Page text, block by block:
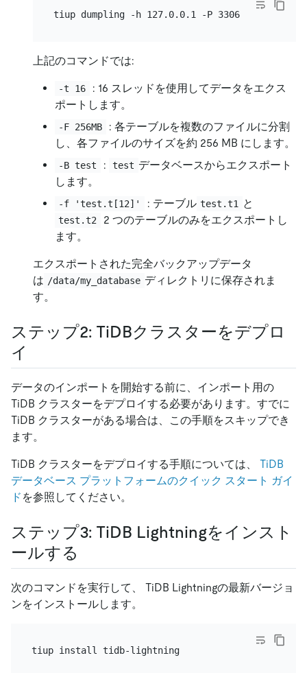
tiup dumpling -h 127.0.0.1 -P 3306 -u root -t
上記のコマンドでは:
-t 16
: 16 スレッドを使用してデータをエクス
ポートします。
-F 256MB
: 各テーブルを複数のファイルに分割
し、各ファイルのサイズを約 256 MB にします。
-B test : test データベースからエクスポート
します。
-f 'test.t[12]' : テーブル test.t1 と
test.t2
2 つのテーブルのみをエクスポートし
ます。
エクスポートされた完全バックアップデータ
は /data/my_database ディレクトリに保存されま
す。
ステップ2: TiDBクラスターをデプロ
イ
データのインポートを開始する前に、インポート用の
TiDB クラスターをデプロイする必要があります。すでに
TiDB クラスターがある場合は、この手順をスキップでき
ます。
TiDB クラスターをデプロイする手順については、 TiDB
データベース プラットフォームのクイック スタート ガイ
ド を参照してください。
ステップ3: TiDB Lightningをインスト
ールする
次のコマンドを実行して、 TiDB Lightningの最新バージョ
ンをインストールします。
tiup install tidb-lightning